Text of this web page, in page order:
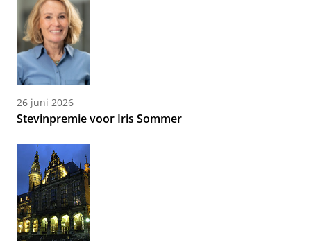
26 juni 2026
Stevinpremie voor Iris Sommer